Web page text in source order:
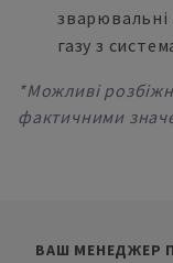
газу з
*Можливі
фактичними
ВАШ МЕНЕДЖЕР